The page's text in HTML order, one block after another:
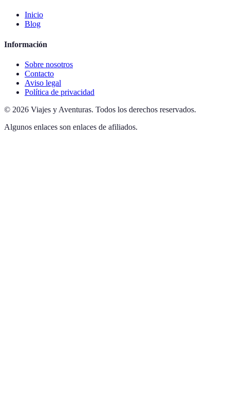
Inicio
Blog
Información
Sobre nosotros
Contacto
Aviso legal
Política de privacidad
© 2026 Viajes y Aventuras. Todos los derechos reservados.
Algunos enlaces son enlaces de afiliados.